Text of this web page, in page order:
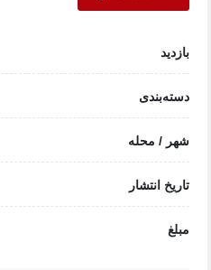
بازدید
دسته‌بندی
شهر / محله
تاریخ انتشار
مبلغ